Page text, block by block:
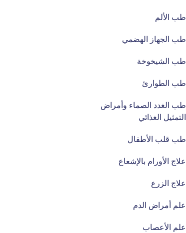
طب الألم
طب الجهاز الهضمي
طب الشيخوخة
طب الطوارئ
طب الغدد الصماء وأمراض
التمثيل الغذائي
طب قلب الأطفال
علاج الأورام بالإشعاع
علاج الزرع
علم أمراض الدم
علم الأعصاب